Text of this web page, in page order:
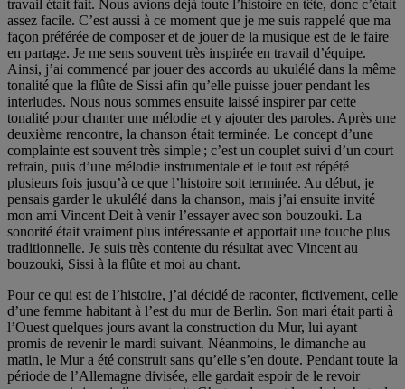
travail était fait. Nous avions déjà toute l’histoire en tête, donc c’était
assez facile. C’est aussi à ce moment que je me suis rappelé que ma
façon préférée de composer et de jouer de la musique est de le faire
en partage. Je me sens souvent très inspirée en travail d’équipe.
Ainsi, j’ai commencé par jouer des accords au ukulélé dans la même
tonalité que la flûte de Sissi afin qu’elle puisse jouer pendant les
interludes. Nous nous sommes ensuite laissé inspirer par cette
tonalité pour chanter une mélodie et y ajouter des paroles. Après une
deuxième rencontre, la chanson était terminée. Le concept d’une
complainte est souvent très simple ; c’est un couplet suivi d’un court
refrain, puis d’une mélodie instrumentale et le tout est répété
plusieurs fois jusqu’à ce que l’histoire soit terminée. Au début, je
pensais garder le ukulélé dans la chanson, mais j’ai ensuite invité
mon ami Vincent Deit à venir l’essayer avec son bouzouki. La
sonorité était vraiment plus intéressante et apportait une touche plus
traditionnelle. Je suis très contente du résultat avec Vincent au
bouzouki, Sissi à la flûte et moi au chant.
Pour ce qui est de l’histoire, j’ai décidé de raconter, fictivement, celle
d’une femme habitant à l’est du mur de Berlin. Son mari était parti à
l’Ouest quelques jours avant la construction du Mur, lui ayant
promis de revenir le mardi suivant. Néanmoins, le dimanche au
matin, le Mur a été construit sans qu’elle s’en doute. Pendant toute la
période de l’Allemagne divisée, elle gardait espoir de le revoir